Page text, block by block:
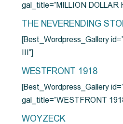
gal_title=”MILLION DOLLAR
THE NEVERENDING
[Best_Wordpress_Gallery
III”]
WESTFRONT 1918
[Best_Wordpress_Gallery
gal_title=”WESTFRONT
WOYZECK